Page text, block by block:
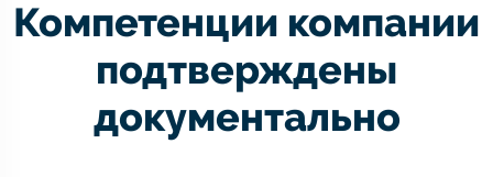
Компетенции компании
подтверждены
документально